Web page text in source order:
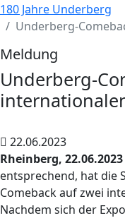
180 Jahre Underberg
Underberg-
Meldung
Underberg-
22.06.2023
Rheinberg, 22.06.2023
entsprechend, hat die
Comeback auf zwei
Nachdem sich der